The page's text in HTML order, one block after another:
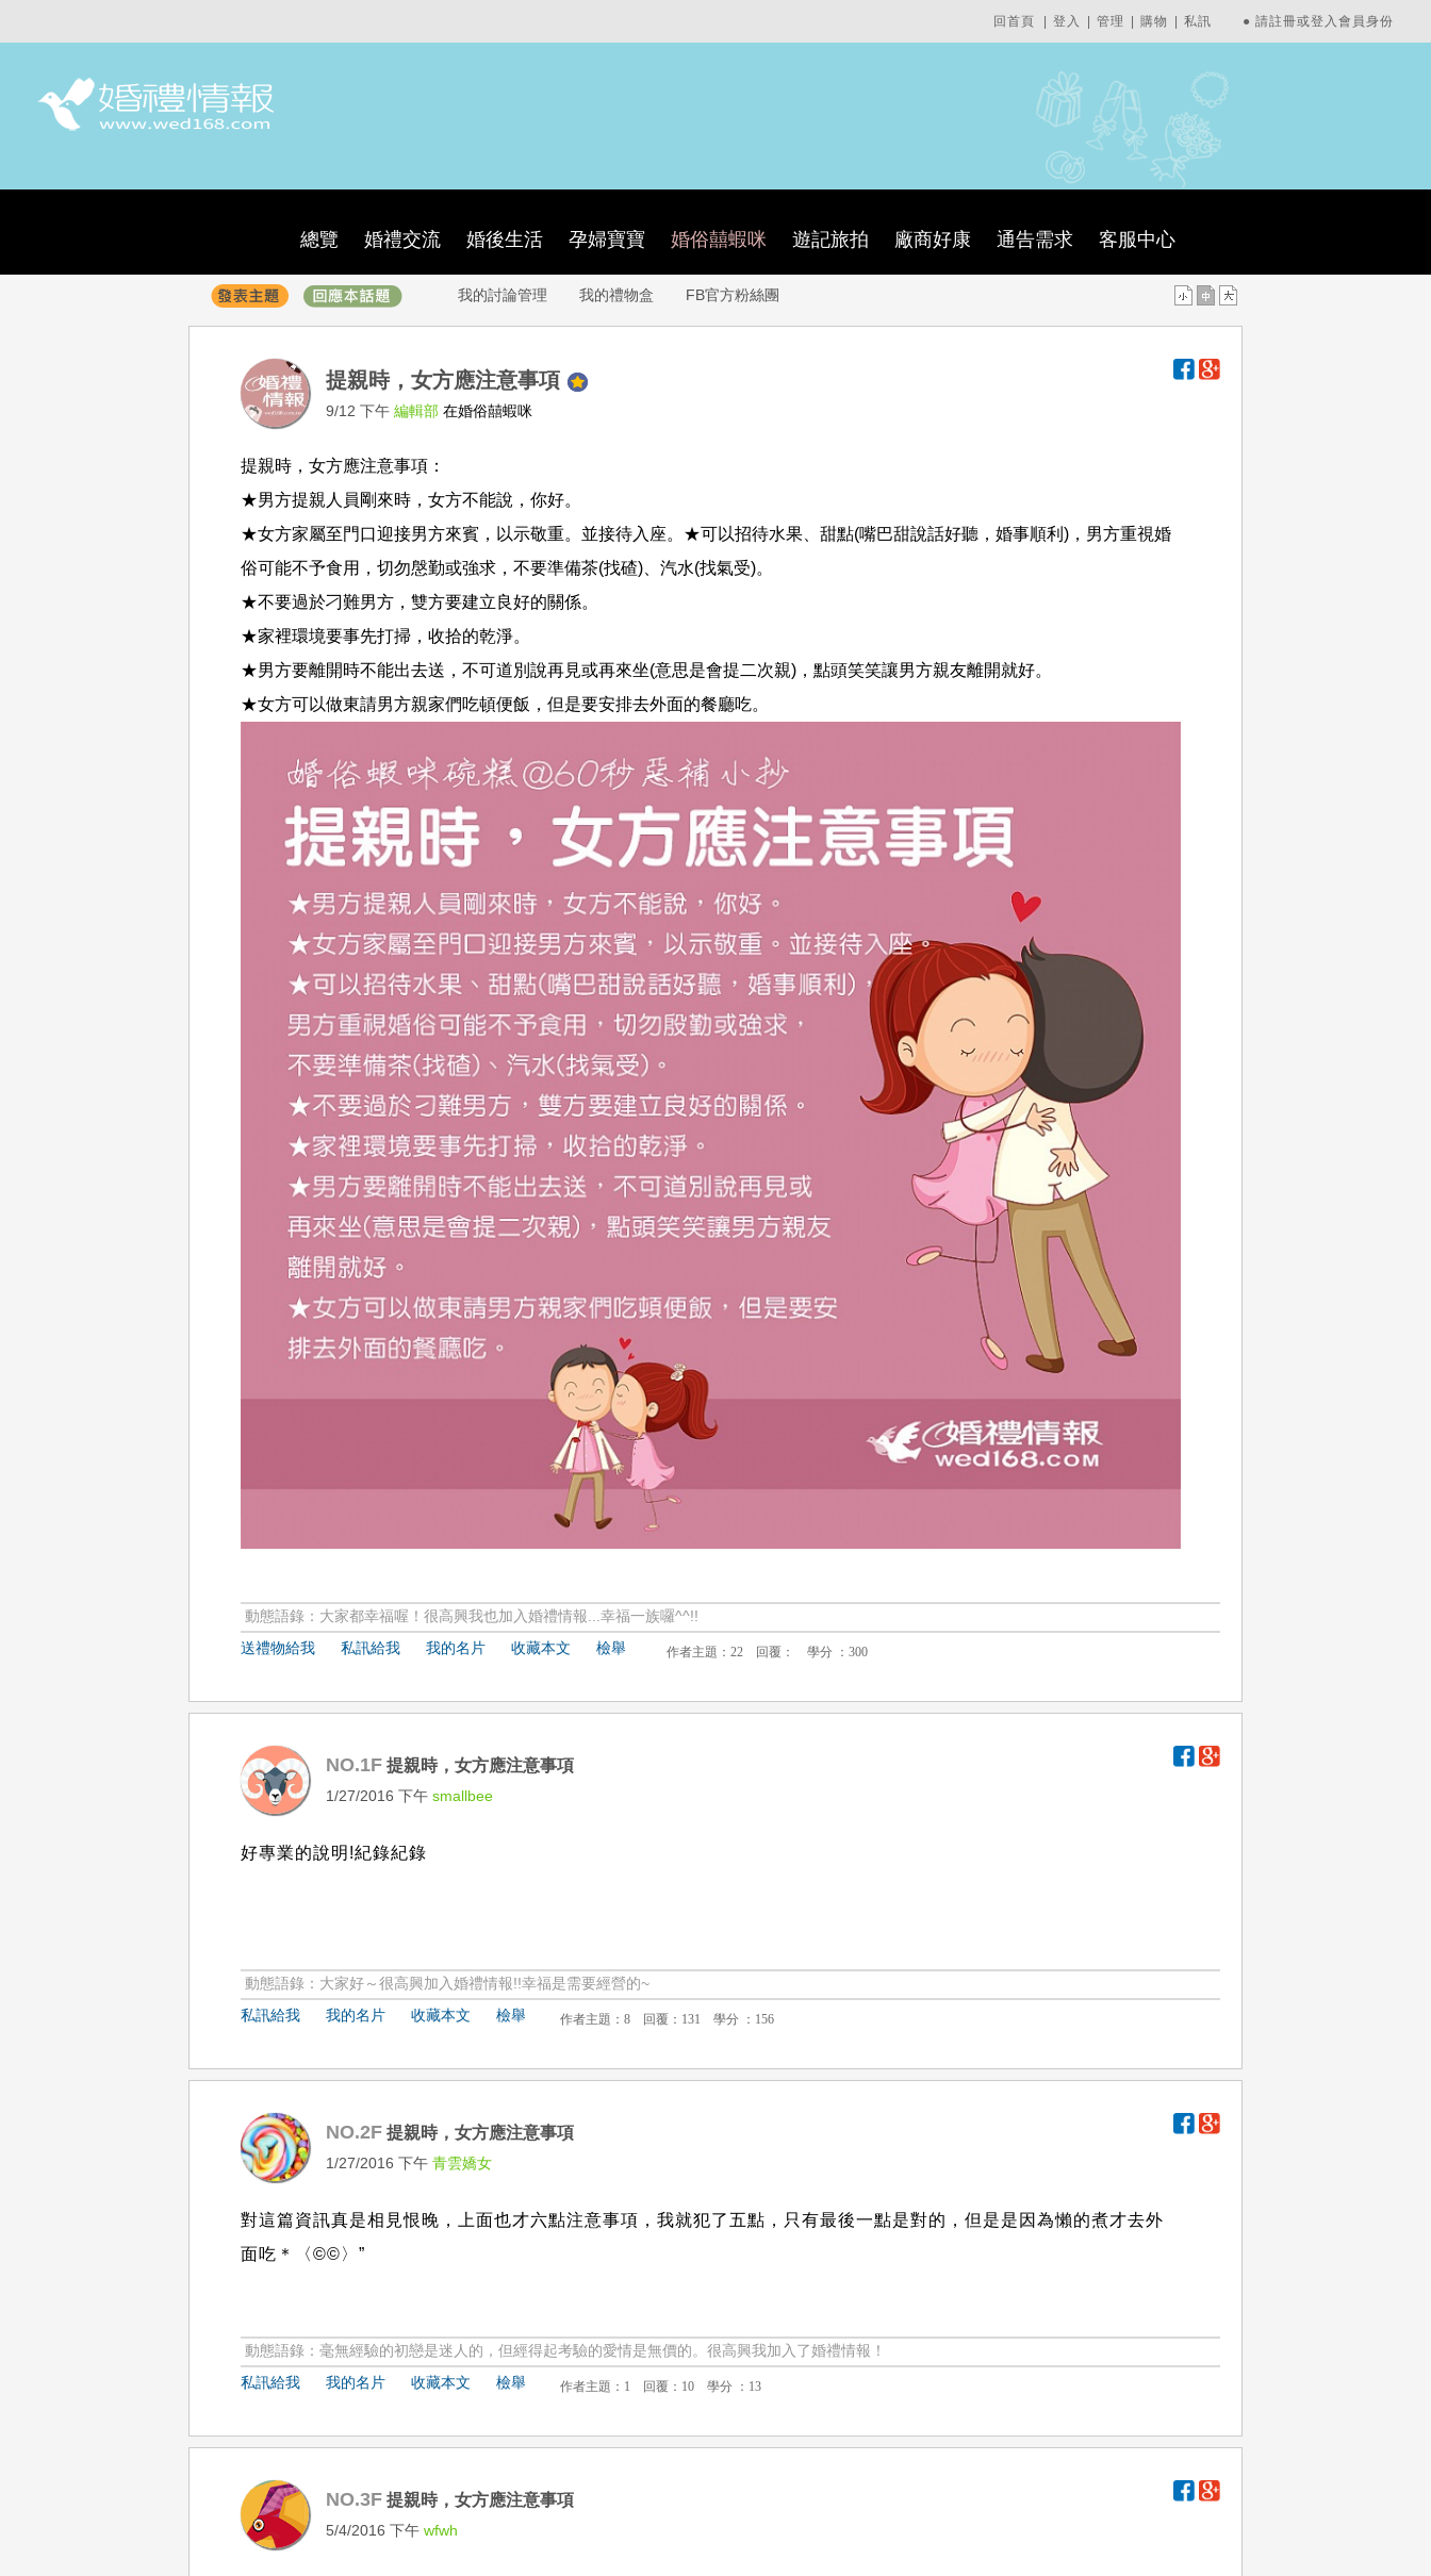
回首頁 登入 管理 購物 私訊 ● 請註冊或登入會員身份
總覽 婚禮交流 婚後生活 孕婦寶寶 婚俗囍蝦咪 遊記旅拍 廠商好康 通告需求 客服中心
我的討論管理 我的禮物盒 FB官方粉絲團
提親時，女方應注意事項
9/12 下午編輯部在婚俗囍蝦咪
提親時，女方應注意事項：
★男方提親人員剛來時，女方不能說，你好。
★女方家屬至門口迎接男方來賓，以示敬重。並接待入座。★可以招待水果、甜點(嘴巴甜說話好聽，婚事順利)，男方重視婚
俗可能不予食用，切勿慇勤或強求，不要準備茶(找碴)、汽水(找氣受)。
★不要過於刁難男方，雙方要建立良好的關係。
★家裡環境要事先打掃，收拾的乾淨。
★男方要離開時不能出去送，不可道別說再見或再來坐(意思是會提二次親)，點頭笑笑讓男方親友離開就好。
★女方可以做東請男方親家們吃頓便飯，但是要安排去外面的餐廳吃。
動態語錄：大家都幸福喔！很高興我也加入婚禮情報...幸福一族囉^^!!
送禮物給我
私訊給我 我的名片 收藏本文 檢舉
NO.1F 提親時，女方應注意事項
1/27/2016 下午smallbee
好專業的說明!紀錄紀錄
動態語錄：大家好～很高興加入婚禮情報!!幸福是需要經營的~
私訊給我
我的名片 收藏本文 檢舉
NO.2F 提親時，女方應注意事項
1/27/2016 下午青雲嬌女
對這篇資訊真是相見恨晚，上面也才六點注意事項，我就犯了五點，只有最後一點是對的，但是是因為懶的煮才去外
面吃＊〈©©〉”
動態語錄：毫無經驗的初戀是迷人的，但經得起考驗的愛情是無價的。很高興我加入了婚禮情報！
私訊給我
我的名片 收藏本文 檢舉
NO.3F 提親時，女方應注意事項
5/4/2016 下午wfwh